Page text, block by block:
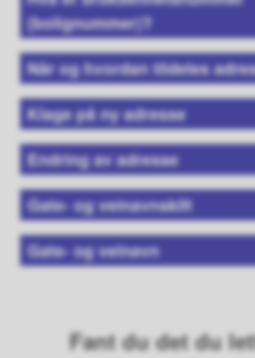
(bolignummer)?
Når og hvordan tildeles
Klage på ny adresse
Endring av adresse
Gate- og veinavnskilt
Gate- og veinavn
Fant du det du